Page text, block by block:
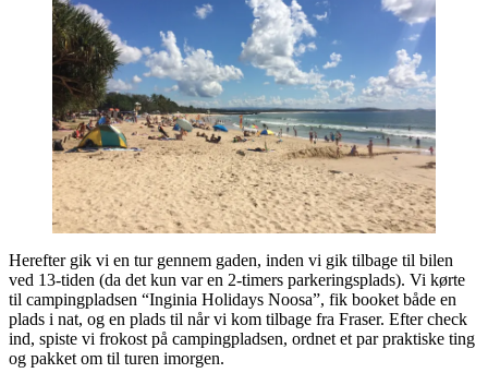
Herefter gik vi en tur gennem gaden, inden vi gik tilbage til bilen
ved 13-tiden (da det kun var en 2-timers parkeringsplads). Vi kørte
til campingpladsen “Inginia Holidays Noosa”, fik booket både en
plads i nat, og en plads til når vi kom tilbage fra Fraser. Efter check
ind, spiste vi frokost på campingpladsen, ordnet et par praktiske ting
og pakket om til turen imorgen.